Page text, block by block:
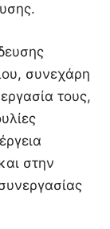
συνεχάρη
τους,
στην